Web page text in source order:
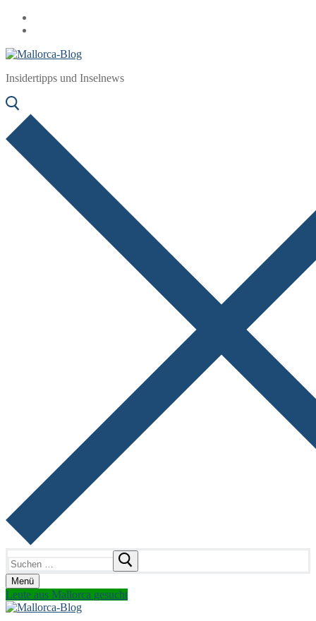
Zum
Inhalt
Menü
Schließen
Insidertipps und Inselnews
nach:
Menü
Leute aus Mallorca gesucht